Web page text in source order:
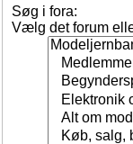
Søg i fora:
Vælg det forum